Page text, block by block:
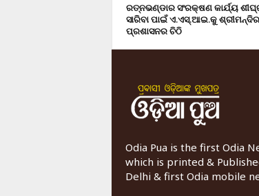
ରତ୍ନଭଣ୍ଡାର ସଂରକ୍ଷଣ କାର୍ଯ୍ୟ
ସାରିବା ପାଇଁ ଏ.ଏସ୍.ଆଇ.କୁ ଶ୍ରୀମନ୍ଦିର
ପ୍ରଶାସନର ଚିଠି
Odia Pua is the first Odia
which is printed &
Delhi & first Odia mobile